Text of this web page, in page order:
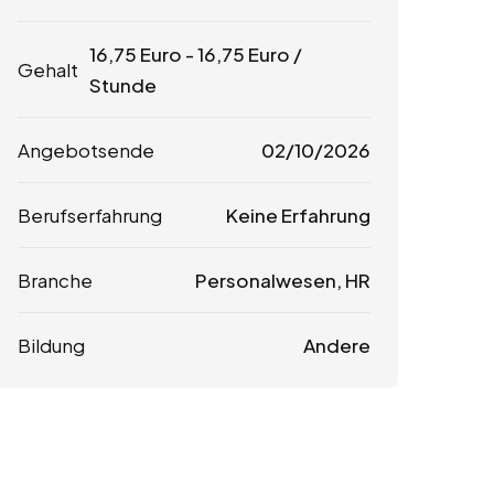
Gehalt
16,75 Euro -16,75 Euro /
Stunde
Angebotsende 02/10/2026
Berufserfahrung Keine Erfahrung
Branche Personalwesen, HR
Bildung Andere